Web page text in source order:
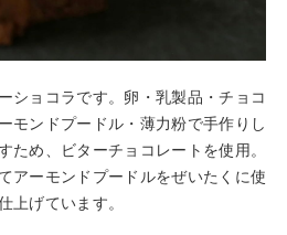
ショコラです。卵・乳製品・チョコ
モンドプードル・薄力粉で手作りし
ため、ビターチョコレートを使用。
アーモンドプードルをぜいたくに使
上げています。